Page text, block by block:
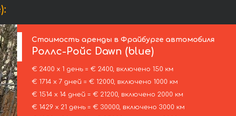
Стоимость аренды в Фрайбурге автомобиля
Роллс-Ройс Dawn (blue)
€ 2400 х 1 день = € 2400, включено 150 км
€ 1714 х 7 дней = € 12000, включено 1000 км
€ 1514 х 14 дней = € 21200, включено 2000 км
€ 1429 х 21 день = € 30000, включено 3000 км